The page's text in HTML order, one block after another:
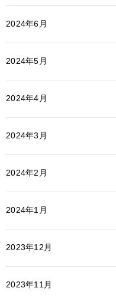
2024年6月
2024年5月
2024年4月
2024年3月
2024年2月
2024年1月
2023年12月
2023年11月